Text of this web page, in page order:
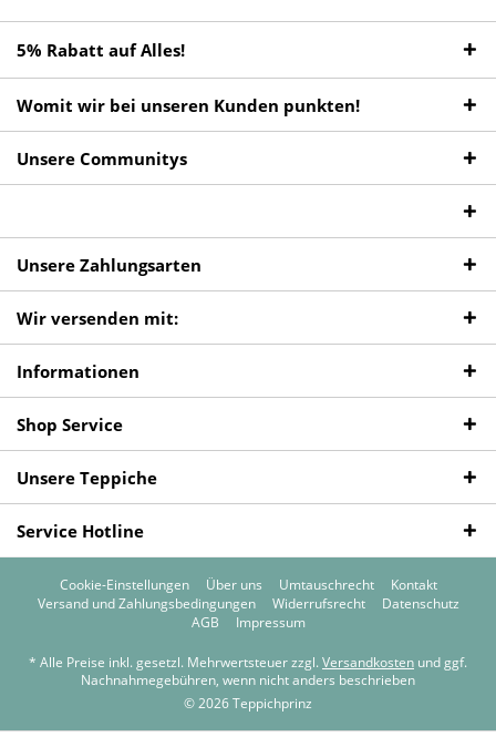
5% Rabatt auf Alles!
Womit wir bei unseren Kunden punkten!
Unsere Communitys
Unsere Zahlungsarten
Wir versenden mit:
Informationen
Shop Service
Unsere Teppiche
Service Hotline
Cookie-Einstellungen Über uns Umtauschrecht
Kontakt
Versand und Zahlungsbedingungen
Widerrufsrecht
Datenschutz
AGB
Impressum
* Alle Preise inkl. gesetzl. Mehrwertsteuer zzgl. Versandkosten und ggf.
Nachnahmegebühren, wenn nicht anders beschrieben
© 2026 Teppichprinz